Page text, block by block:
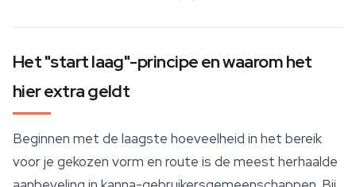
Het "start laag"-principe en waarom het
hier extra geldt
Beginnen met de laagste hoeveelheid in het bereik
voor je gekozen vorm en route is de meest herhaalde